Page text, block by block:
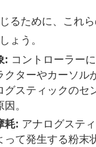
るために、これ
ょう。
: コントローラー
クターやカーソル
グスティックのセ
。
耗: アナログステ
って発生する粉末